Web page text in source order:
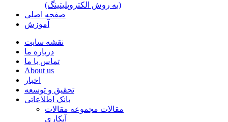
(به روش الکتروپلیتینگ)
صفحه اصلی
آموزش
نقشه سایت
درباره ما
تماس با ما
About us
اخبار
تحقیق و توسعه
بانک اطلاعاتی
مقالات مجموعه مقالات
آبکاری